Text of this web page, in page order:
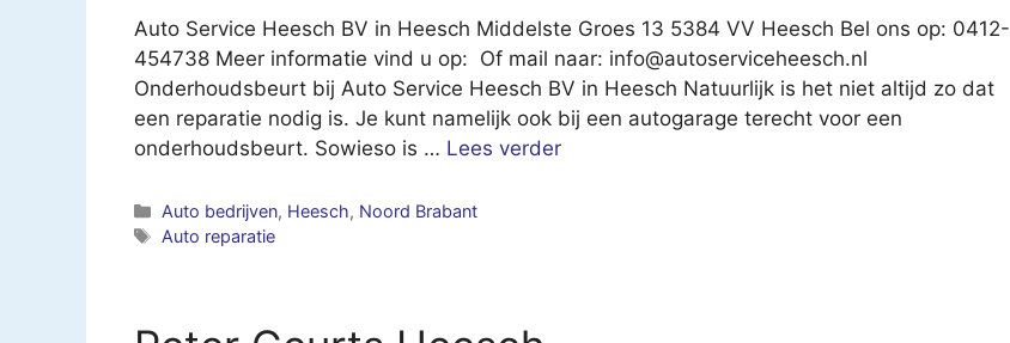
Auto Service Heesch BV in Heesch Middelste Groes 13 5384 VV Heesch Bel ons op: 0412-
454738 Meer informatie vind u op: Of mail naar: info@autoserviceheesch.nl
Onderhoudsbeurt bij Auto Service Heesch BV in Heesch Natuurlijk is het niet altijd zo dat
een reparatie nodig is. Je kunt namelijk ook bij een autogarage terecht voor een
onderhoudsbeurt. Sowieso is … Lees verder
Categorieën
Auto bedrijven, Heesch, Noord Brabant
Tags
Auto reparatie